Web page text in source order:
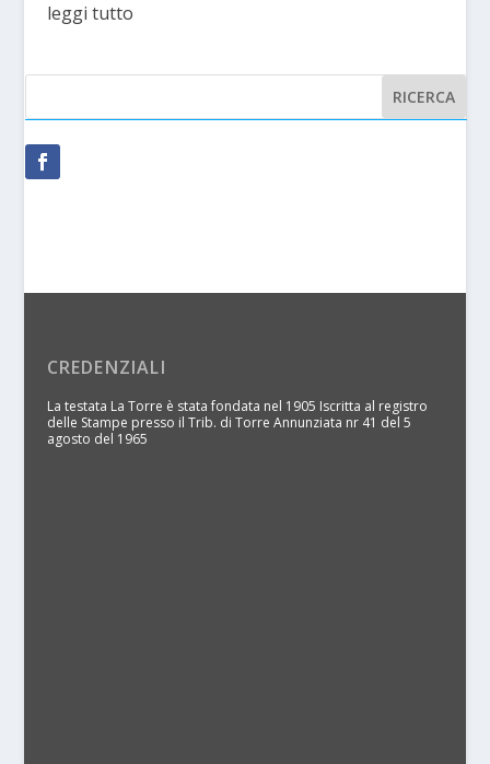
leggi tutto
CREDENZIALI
La testata La Torre è stata fondata nel 1905 Iscritta al registro
delle Stampe presso il Trib. di Torre Annunziata nr 41 del 5
agosto del 1965